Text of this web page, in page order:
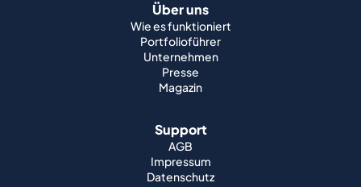
Über uns
Wie es funktioniert
Portfolioführer
Unternehmen
Presse
Magazin
Support
AGB
Impressum
Datenschutz